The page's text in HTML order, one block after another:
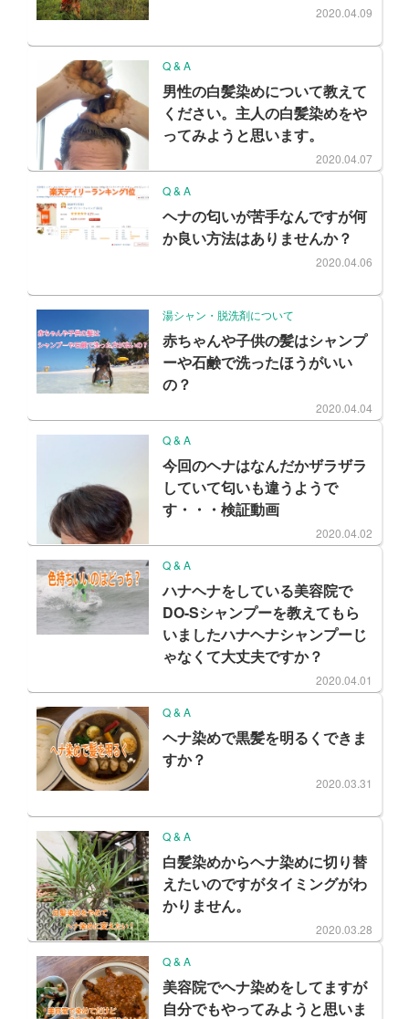
2020.04.09
Q & A
男性の白髪染めについて教えて
ください。主人の白髪染めをや
ってみようと思います。
2020.04.07
Q & A
ヘナの匂いが苦手なんですが何
か良い方法はありませんか？
2020.04.06
湯シャン・脱洗剤について
赤ちゃんや子供の髪はシャンプ
ーや石鹸で洗ったほうがいい
の？
2020.04.04
Q & A
今回のヘナはなんだかザラザラ
していて匂いも違うようで
す・・・検証動画
2020.04.02
Q & A
ハナヘナをしている美容院で
DO-Sシャンプーを教えてもら
いましたハナヘナシャンプーじ
ゃなくて大丈夫ですか？
2020.04.01
Q & A
ヘナ染めで黒髪を明るくできま
すか？
2020.03.31
Q & A
白髪染めからヘナ染めに切り替
えたいのですがタイミングがわ
かりません。
2020.03.28
Q & A
美容院でヘナ染めをしてますが
自分でもやってみようと思いま